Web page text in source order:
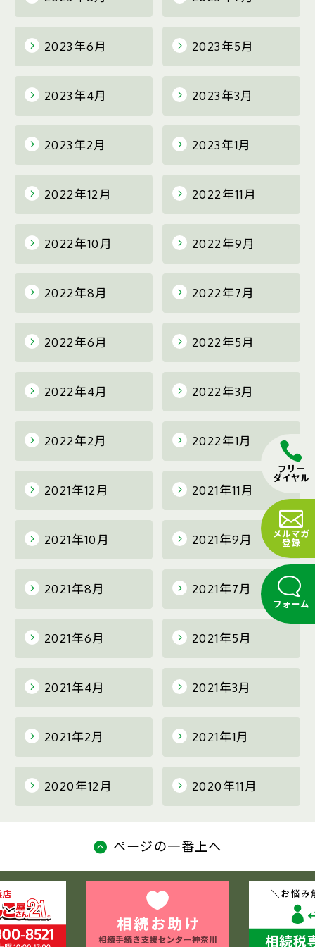
フリー
ダイヤル
メルマガ
登録
フォーム
2023年6月 2023年5月
2023年4月 2023年3月
2023年2月 2023年1月
2022年12月 2022年11月
2022年10月 2022年9月
2022年8月 2022年7月
2022年6月 2022年5月
2022年4月 2022年3月
2022年2月 2022年1月
2021年12月 2021年11月
2021年10月 2021年9月
2021年8月 2021年7月
2021年6月 2021年5月
2021年4月 2021年3月
2021年2月 2021年1月
2020年12月 2020年11月
ページの一番上へ